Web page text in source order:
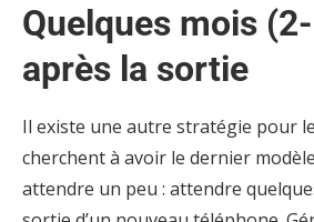
Quelques mois
après la sortie
Il existe une autre stratégie pour
cherchent à avoir le dernier
attendre un peu : attendre